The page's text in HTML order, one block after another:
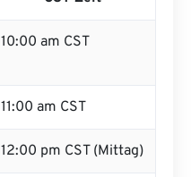
10:00 am CST
11:00 am CST
12:00 pm CST (Mittag)